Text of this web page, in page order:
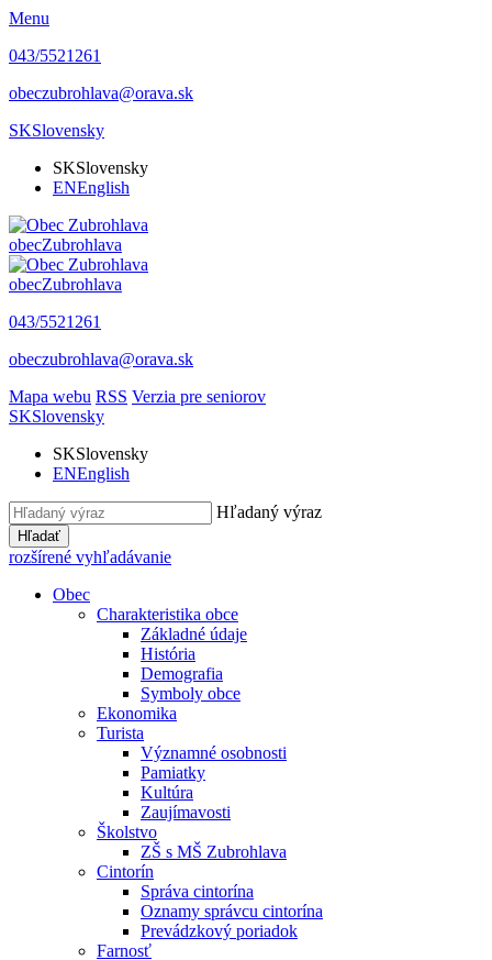
Menu
043/5521261
obeczubrohlava@orava.sk
SKSlovensky
SKSlovensky
ENEnglish
obecZubrohlava
obecZubrohlava
043/5521261
obeczubrohlava@orava.sk
Mapa webu RSS Verzia pre seniorov
SKSlovensky
SKSlovensky
ENEnglish
Hľadaný výraz
Hľadať
rozšírené vyhľadávanie
Obec
Charakteristika obce
Základné údaje
História
Demografia
Symboly obce
Ekonomika
Turista
Významné osobnosti
Pamiatky
Kultúra
Zaujímavosti
Školstvo
ZŠ s MŠ Zubrohlava
Cintorín
Správa cintorína
Oznamy správcu cintorína
Prevádzkový poriadok
Farnosť